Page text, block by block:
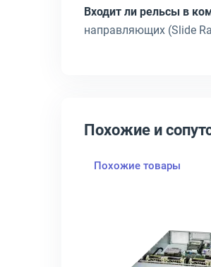
Входит ли рельсы в
направляющих (Slide
Похожие и
Похожие товары